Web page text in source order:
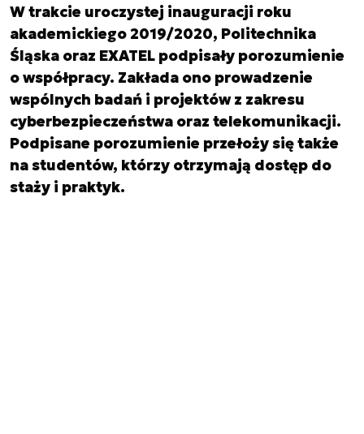
W trakcie uroczystej inauguracji roku
akademickiego 2019/2020, Politechnika
Śląska oraz EXATEL podpisały porozumienie
o współpracy. Zakłada ono prowadzenie
wspólnych badań i projektów z zakresu
cyberbezpieczeństwa oraz telekomunikacji.
Podpisane porozumienie przełoży się także
na studentów, którzy otrzymają dostęp do
staży i praktyk.